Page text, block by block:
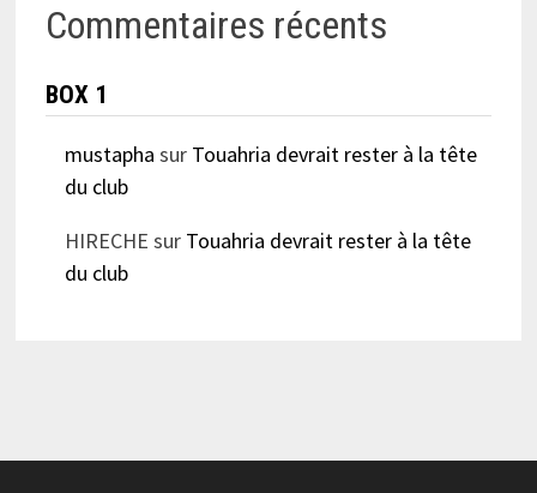
Commentaires récents
BOX 1
mustapha sur Touahria devrait rester à la tête
du club
HIRECHE sur Touahria devrait rester à la tête
du club